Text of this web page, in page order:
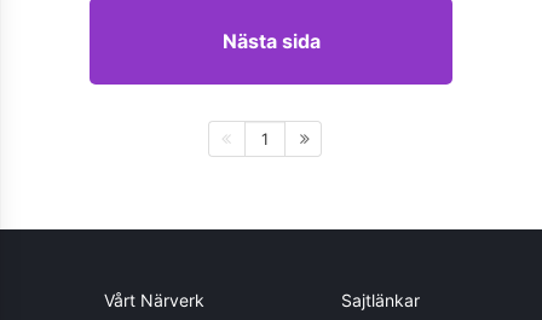
Nästa sida
1
Vårt Närverk Sajtlänkar